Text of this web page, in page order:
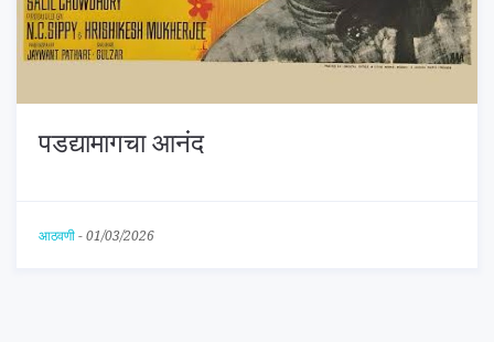
पडद्यामागचा आनंद
आठवणी - 01/03/2026